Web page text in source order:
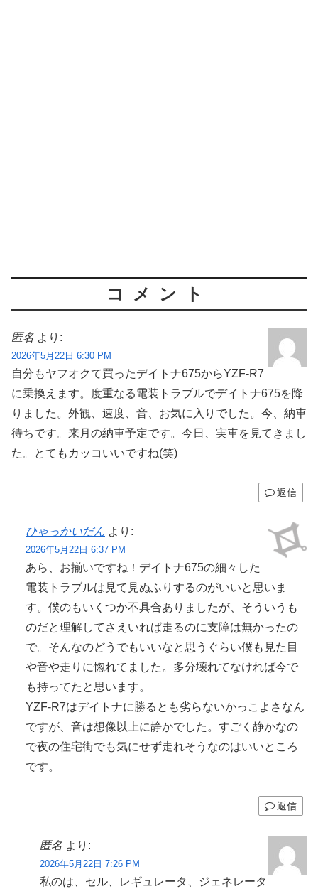
コメント
匿名 より:
2026年5月22日 6:30 PM
自分もヤフオクて買ったデイトナ675からYZF-R7
に乗換えます。度重なる電装トラブルでデイトナ675を降
りました。外観、速度、音、お気に入りでした。今、納車
待ちです。来月の納車予定です。今日、実車を見てきまし
た。とてもカッコいいですね(笑)
返信
ひゃっかいだん より:
2026年5月22日 6:37 PM
あら、お揃いですね！デイトナ675の細々した
電装トラブルは見て見ぬふりするのがいいと思いま
す。僕のもいくつか不具合ありましたが、そういうも
のだと理解してさえいれば走るのに支障は無かったの
で。そんなのどうでもいいなと思うぐらい僕も見た目
や音や走りに惚れてました。多分壊れてなければ今で
も持ってたと思います。
YZF-R7はデイトナに勝るとも劣らないかっこよさなん
ですが、音は想像以上に静かでした。すごく静かなの
で夜の住宅街でも気にせず走れそうなのはいいところ
です。
返信
匿名 より:
2026年5月22日 7:26 PM
私のは、セル、レギュレータ、ジェネレータ